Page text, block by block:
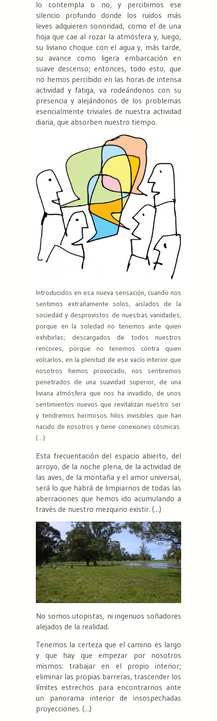
lo contempla o no, y percibimos ese
silencio profundo donde los ruidos más
leves adquieren sonoridad, como el de una
hoja que cae al rozar la atmósfera y, luego,
su liviano choque con el agua y, más tarde,
su avance como ligera embarcación en
suave descenso; entonces, todo esto, que
no hemos percibido en las horas de intensa
actividad y fatiga, va rodeándonos con su
presencia y alejándonos de los problemas
esencialmente triviales de nuestra actividad
diaria, que absorben nuestro tiempo.
Introducidos en esa nueva sensación, cuando nos
sentimos extrañamente solos, aislados de la
sociedad y desprovistos de nuestras vanidades,
porque en la soledad no tenemos ante quien
exhibirlas; descargados de todos nuestros
rencores, porque no tenemos contra quien
volcarlos; en la plenitud de ese vacío interior que
nosotros hemos provocado, nos sentiremos
penetrados de una suavidad superior, de una
liviana atmósfera que nos ha invadido, de unos
sentimientos nuevos que revitalizan nuestro ser
y tendremos hermosos hilos invisibles que han
nacido de nosotros y tiene conexiones cósmicas.
(…)
Esta frecuentación del espacio abierto, del
arroyo, de la noche plena, de la actividad de
las aves, de la montaña y el amor universal,
será lo que habrá de limpiarnos de todas las
aberraciones que hemos ido acumulando a
través de nuestro mezquino existir. (…)
No somos utopistas, ni ingenuos soñadores
alejados de la realidad.
Tenemos la certeza que el camino es largo
y que hay que empezar por nosotros
mismos: trabajar en el propio interior;
eliminar las propias barreras, trascender los
límites estrechos para encontrarnos ante
un panorama interior de insospechadas
proyecciones. (…)